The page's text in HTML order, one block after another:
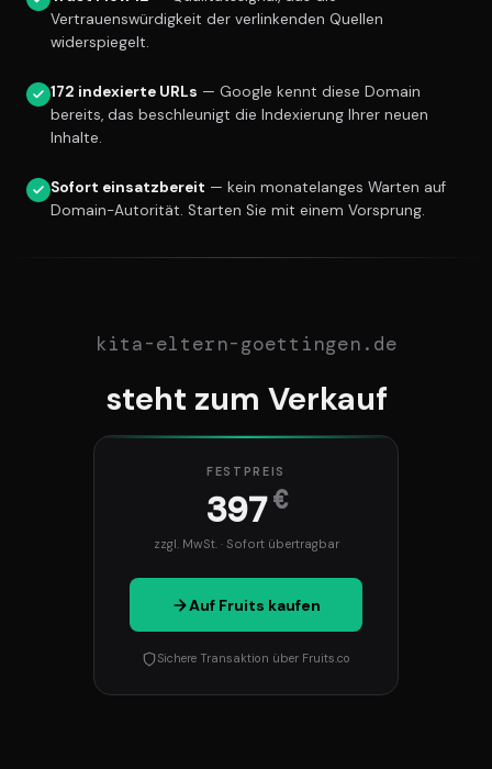
Vertrauenswürdigkeit der verlinkenden Quellen
widerspiegelt.
172 indexierte URLs — Google kennt diese Domain
bereits, das beschleunigt die Indexierung Ihrer neuen
Inhalte.
Sofort einsatzbereit — kein monatelanges Warten auf
Domain-Autorität. Starten Sie mit einem Vorsprung.
kita-eltern-goettingen.de
steht zum Verkauf
FESTPREIS
397€
zzgl. MwSt. · Sofort übertragbar
Auf Fruits kaufen
Sichere Transaktion über Fruits.co